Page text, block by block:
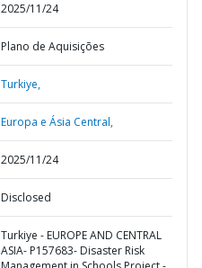
2025/11/24
Plano de Aquisições
Turkiye,
Europa e Ásia Central,
2025/11/24
Disclosed
Turkiye - EUROPE AND CENTRAL
ASIA- P157683- Disaster Risk